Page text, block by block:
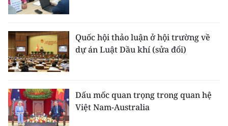
Quốc hội thảo luận ở hội trường về
dự án Luật Dầu khí (sửa đổi)
Dấu mốc quan trọng trong quan hệ
Việt Nam-Australia